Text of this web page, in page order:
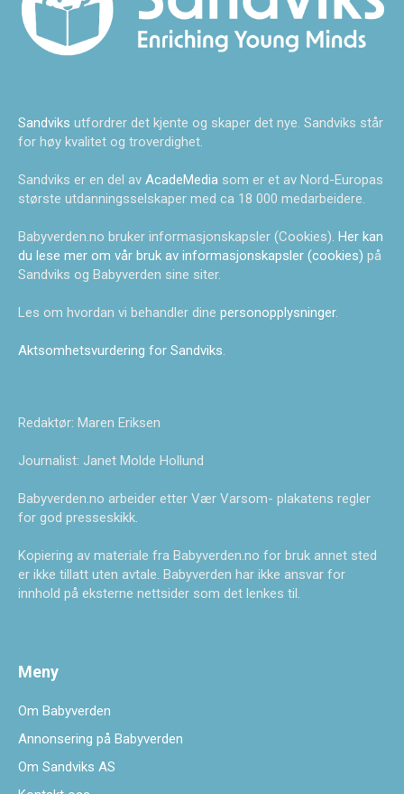
Sandviks utfordrer det kjente og skaper det nye. Sandviks står
for høy kvalitet og troverdighet.
Sandviks er en del av AcadeMedia som er et av Nord-Europas
største utdanningsselskaper med ca 18 000 medarbeidere.
Babyverden.no bruker informasjonskapsler (Cookies). Her kan
du lese mer om vår bruk av informasjonskapsler (cookies) på
Sandviks og Babyverden sine siter.
Les om hvordan vi behandler dine personopplysninger.
Aktsomhetsvurdering for Sandviks.
Redaktør: Maren Eriksen
Journalist: Janet Molde Hollund
Babyverden.no arbeider etter Vær Varsom- plakatens regler
for god presseskikk.
Kopiering av materiale fra Babyverden.no for bruk annet sted
er ikke tillatt uten avtale. Babyverden har ikke ansvar for
innhold på eksterne nettsider som det lenkes til.
Meny
Om Babyverden
Annonsering på Babyverden
Om Sandviks AS